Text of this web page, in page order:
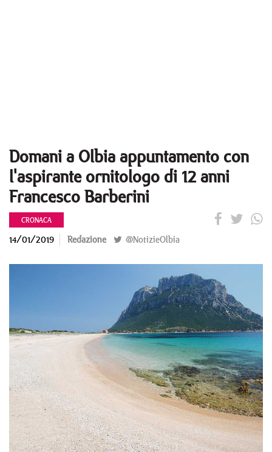
Domani a Olbia appuntamento con
l'aspirante ornitologo di 12 anni
Francesco Barberini
CRONACA
14/01/2019 Redazione @NotizieOlbia